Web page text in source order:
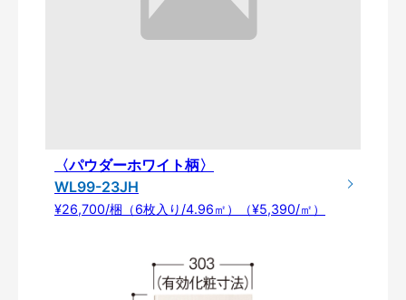
〈パウダーホワイト柄〉
WL99-23JH
¥26,700/梱（6枚入り/4.96㎡）（¥5,390/㎡）